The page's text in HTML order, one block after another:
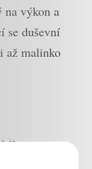
na výkon a
se duševní
až malinko